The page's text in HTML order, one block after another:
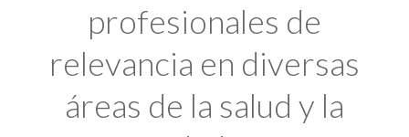
profesionales de
relevancia en diversas
áreas de la salud y la